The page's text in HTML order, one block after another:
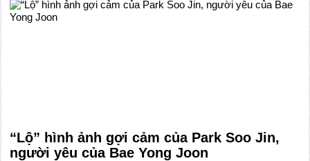
“Lộ” hình ảnh gợi cảm của Park Soo Jin,
người yêu của Bae Yong Joon